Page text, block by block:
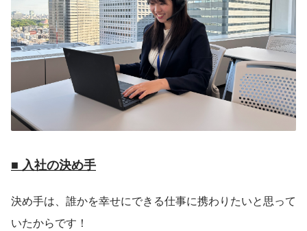
■ 入社の決め手
決め手は、誰かを幸せにできる仕事に携わりたいと思って
いたからです！